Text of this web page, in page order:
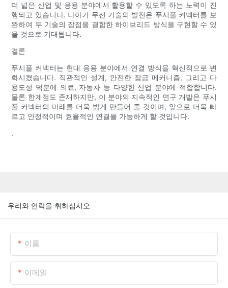
더 넓은 산업 및 응용 분야에서 활용할 수 있도록 하는 노력이 진
행되고 있습니다. 나아가 무선 기술의 발전은 푸시풀 커넥터를 보
완하여 두 기술의 장점을 결합한 하이브리드 방식을 구현할 수 있
을 것으로 기대됩니다.
결론
푸시풀 커넥터는 현대 응용 분야에서 연결 방식을 혁신적으로 변
화시켰습니다. 직관적인 설계, 안전한 잠금 메커니즘, 그리고 다
용도성 덕분에 의료, 자동차 등 다양한 산업 분야에 적합합니다.
물론 한계점도 존재하지만, 이 분야의 지속적인 연구 개발은 푸시
풀 커넥터의 미래를 더욱 밝게 만들어 줄 것이며, 앞으로 더욱 빠
르고 안정적이며 효율적인 연결을 가능하게 할 것입니다.
.
우리와 연락을 취하십시오
이름
이메일